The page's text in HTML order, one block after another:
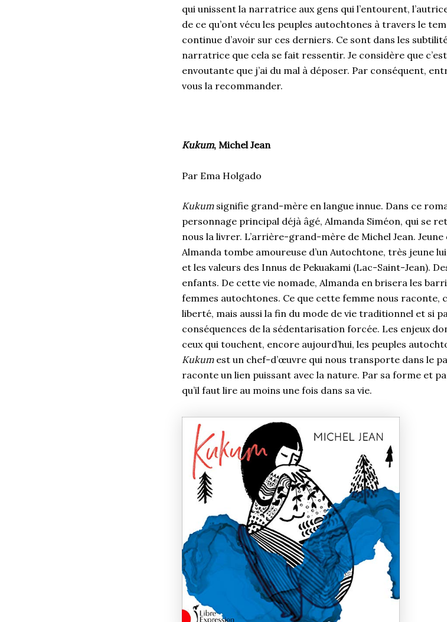
qui unissent la narratrice aux gens qui l’entourent,
de ce qu’ont vécu les peuples autochtones à travers le
continue d’avoir sur ces derniers. Ce sont dans les
narratrice que cela se fait ressentir. Je considère que
envoutante que j’ai du mal à déposer. Par conséquent,
vous la recommander.
Kukum, Michel Jean
Par Ema Holgado
Kukumsignifie grand-mère en langue innue. Dans ce
personnage principal déjà âgé, Almanda Siméon, qui se
nous la livrer. L’arrière-grand-mère de Michel Jean. Jeune
Almanda tombe amoureuse d’un Autochtone, très jeune
et les valeurs des Innus de Pekuakami (Lac-Saint-Jean).
enfants. De cette vie nomade, Almanda en brisera les
femmes autochtones. Ce que cette femme nous raconte,
liberté, mais aussi la fin du mode de vie traditionnel et si
conséquences de la sédentarisation forcée. Les enjeux
ceux qui touchent, encore aujourd’hui, les peuples
Kukumest un chef-d’œuvre qui nous transporte dans le
raconte un lien puissant avec la nature. Par sa forme et
qu’il faut lire au moins une fois dans sa vie.